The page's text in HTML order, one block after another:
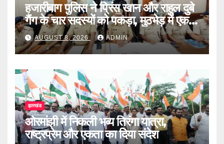
हजारीबाग पुलिस ने प्रिंस खान और राहुल दुबे
गैंग के चार सदस्यों को पकड़ा, मुठभेड़ में एक
घायल
AUGUST 8, 2026 ADMIN
झारखंड
ओरमांझी में निकली भव्य तिरंगा यात्रा,
राष्ट्रप्रेम और एकता का दिया संदेश